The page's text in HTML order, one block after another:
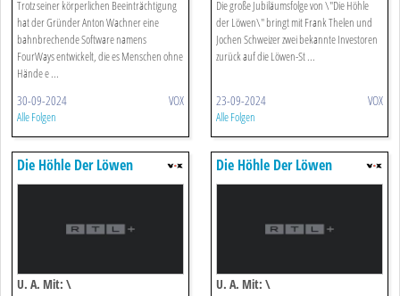
Trotz seiner körperlichen Beeinträchtigung
hat der Gründer Anton Wachner eine
bahnbrechende Software namens
FourWays entwickelt, die es Menschen ohne
Hände e ...
30-09-2024 VOX
Alle Folgen
Die große Jubiläumsfolge von \"Die Höhle
der Löwen\" bringt mit Frank Thelen und
Jochen Schweizer zwei bekannte Investoren
zurück auf die Löwen-St ...
23-09-2024 VOX
Alle Folgen
Die Höhle Der Löwen
U. A. Mit: \
Die Höhle Der Löwen
U. A. Mit: \